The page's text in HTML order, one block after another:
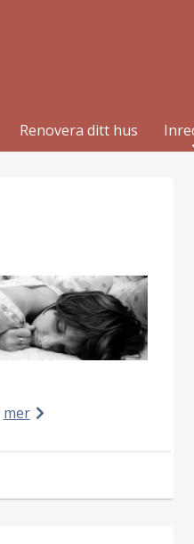
Renovera ditt hus
mer